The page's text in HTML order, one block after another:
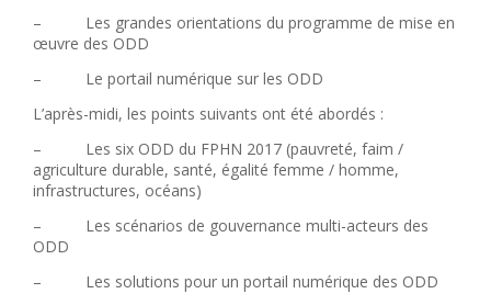
–
Les grandes orientations du programme de mise en
œuvre des ODD
–
Le portail numérique sur les ODD
L’après-midi, les points suivants ont été abordés :
–
Les six ODD du FPHN 2017 (pauvreté, faim /
agriculture durable, santé, égalité femme / homme,
infrastructures, océans)
–
Les scénarios de gouvernance multi-acteurs des
ODD
–
Les solutions pour un portail numérique des ODD